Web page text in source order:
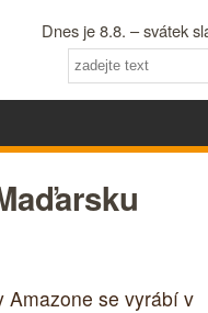
Dnes je 8.8. – svátek
Amazone se vyrábí v